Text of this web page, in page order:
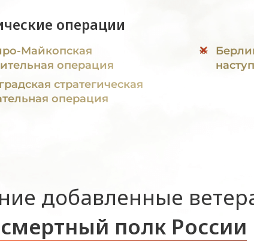
операции
Майкопская
операция
стратегическая
операция
добавленные
полк России